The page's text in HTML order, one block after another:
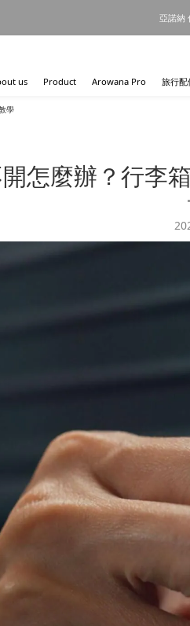
亞諾納
us Product Arowana Pro 旅行配
學
怎麼辦？行李